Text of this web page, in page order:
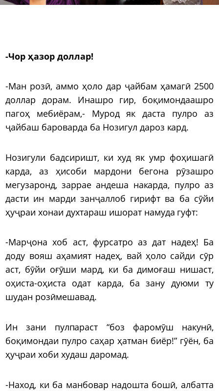
-Чор ҳазор доллар!
-Ман розӣ, аммо ҳоло дар ҷайбам ҳамагӣ 2500
доллар дорам. Инашро гир, боқимондаашро
пагоҳ мебиёрам,- Мурод як даста пулро аз
ҷайбаш бароварда ба Нозигул дароз кард.
Нозигули бадсиришт, ки худ як умр фоҳишагӣ
карда, аз ҳисоби мардони бегона рӯзашро
мегузаронд, заррае андеша накарда, пулро аз
дасти ин марди занҷаллоб гирифт ва ба сӯйи
ҳуҷраи хонаи духтараш ишорат намуда гуфт:
-Марҷона хоб аст, фурсатро аз дат надеҳ! Ба
доду вояш аҳамият надеҳ, вай ҳоло сайди сӯр
аст, бӯйи оғӯши мард, ки ба димоғаш нишаст,
оҳиста-оҳиста одат карда, ба зану дуюми ту
шудан розӣмешавад.
Ин зани пулпараст “боз фаромӯш накунӣ,
боқимондаи пулро саҳар ҳатман биёр!” гӯён, ба
ҳуҷраи хоби худаш даромад.
-Наход, ки ба манбовар надошта бошӣ, албатта